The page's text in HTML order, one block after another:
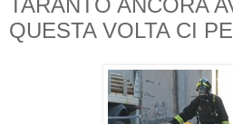
QUESTA VOLTA CI